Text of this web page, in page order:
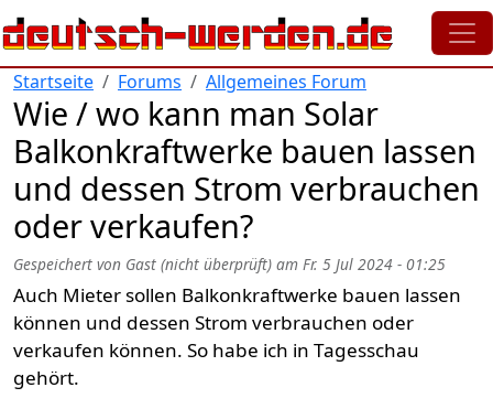
Direkt zum Inhalt
Startseite Forums Allgemeines Forum
Wie / wo kann man Solar
Balkonkraftwerke bauen lassen
und dessen Strom verbrauchen
oder verkaufen?
Gespeichert von Gast (nicht überprüft) am Fr. 5 Jul 2024 - 01:25
Auch Mieter sollen Balkonkraftwerke bauen lassen
können und dessen Strom verbrauchen oder
verkaufen können. So habe ich in Tagesschau
gehört.